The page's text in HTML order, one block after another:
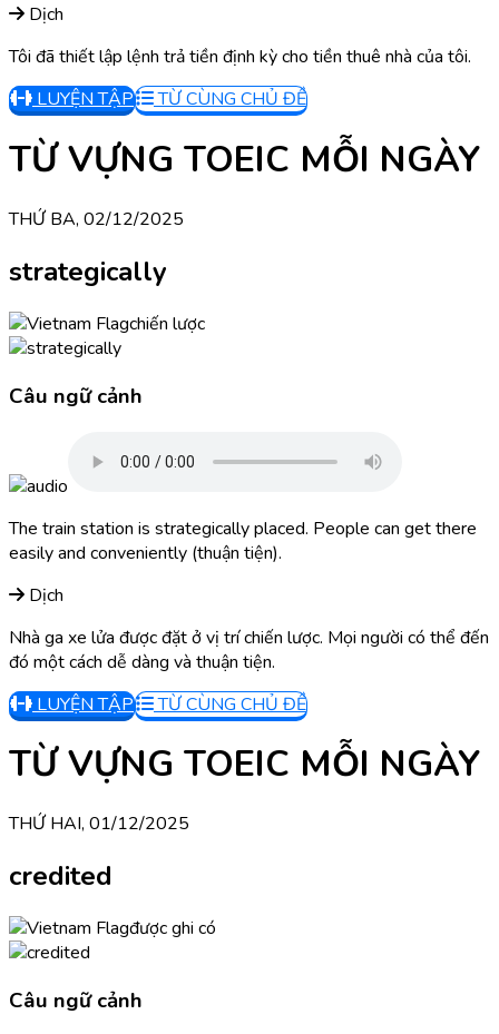
Dịch
Tôi đã thiết lập lệnh trả tiền định kỳ cho tiền thuê nhà của tôi.
LUYỆN TẬP
TỪ CÙNG CHỦ ĐỀ
TỪ VỰNG TOEIC MỖI NGÀY
THỨ BA, 02/12/2025
strategically
chiến lược
Câu ngữ cảnh
The train station is strategically placed. People can get there
easily and conveniently (thuận tiện).
Dịch
Nhà ga xe lửa được đặt ở vị trí chiến lược. Mọi người có thể đến
đó một cách dễ dàng và thuận tiện.
LUYỆN TẬP
TỪ CÙNG CHỦ ĐỀ
TỪ VỰNG TOEIC MỖI NGÀY
THỨ HAI, 01/12/2025
credited
được ghi có
Câu ngữ cảnh